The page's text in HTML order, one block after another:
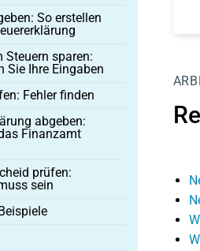
So erstellen
Steuern sparen:
Sie Ihre Eingaben
Fehler finden
abgeben:
Finanzamt
prüfen:
sein